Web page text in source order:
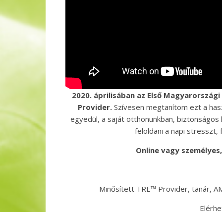
2020. áprilisában az Első
Provider. Szívesen megtanítom ezt a
egyedül, a saját otthonunkban,
feloldani a napi stresszt,
Online vagy
Minősített TRE™ Provider, tanár,